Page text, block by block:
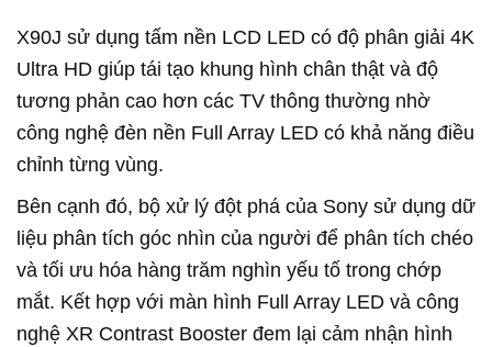
X90J sử dụng tấm nền LCD LED có độ phân giải 4K
Ultra HD giúp tái tạo khung hình chân thật và độ
tương phản cao hơn các TV thông thường nhờ
công nghệ đèn nền Full Array LED có khả năng điều
chỉnh từng vùng.
Bên cạnh đó, bộ xử lý đột phá của Sony sử dụng dữ
liệu phân tích góc nhìn của người để phân tích chéo
và tối ưu hóa hàng trăm nghìn yếu tố trong chớp
mắt. Kết hợp với màn hình Full Array LED và công
nghệ XR Contrast Booster đem lại cảm nhận hình